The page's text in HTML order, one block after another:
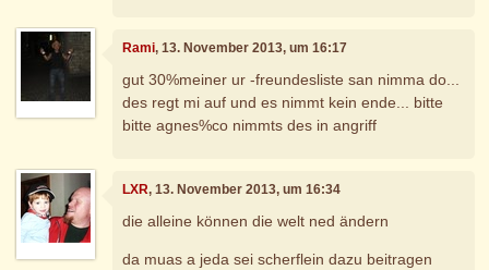
Rami, 13. November 2013, um 16:17
gut 30%meiner ur -freundesliste san nimma do...
des regt mi auf und es nimmt kein ende... bitte
bitte agnes%co nimmts des in angriff
LXR, 13. November 2013, um 16:34
die alleine können die welt ned ändern
da muas a jeda sei scherflein dazu beitragen